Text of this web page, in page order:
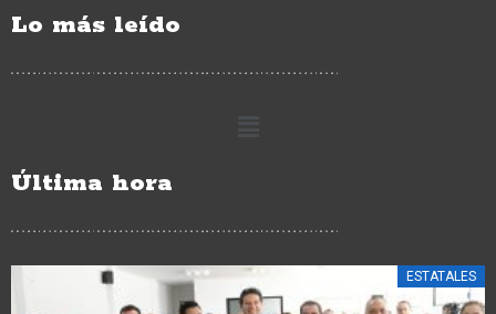
Lo más leído
Última hora
ESTATALES